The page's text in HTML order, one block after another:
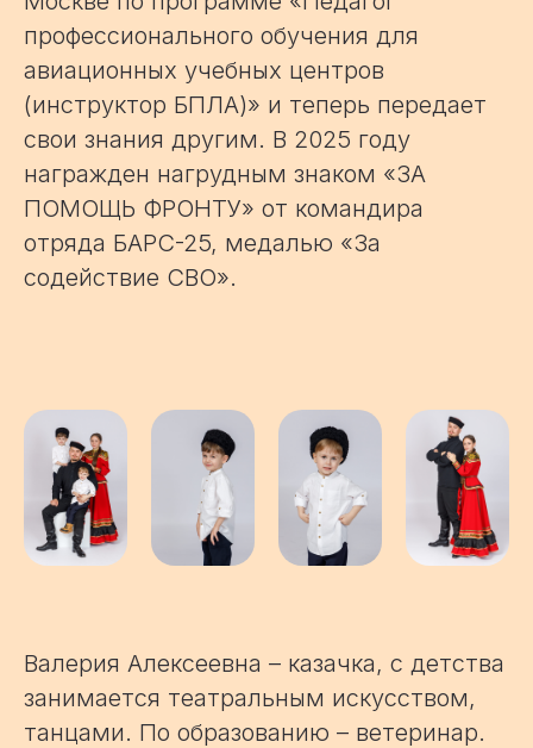
профессионального обучения для
авиационных учебных центров
(инструктор БПЛА)» и теперь передает
свои знания другим. В 2025 году
награжден нагрудным знаком «ЗА
ПОМОЩЬ ФРОНТУ» от командира
отряда БАРС-25, медалью «За
содействие СВО».
Валерия Алексеевна – казачка, с детства
занимается театральным искусством,
танцами. По образованию – ветеринар.